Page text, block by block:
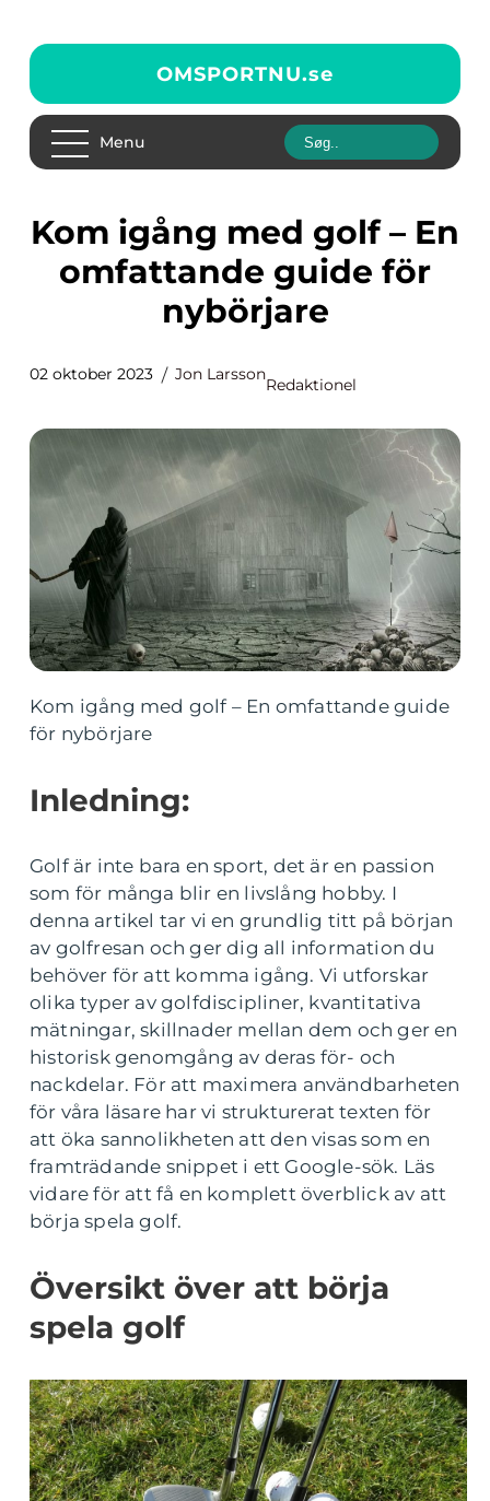
OMSPORTNU.se
Menu
Kom igång med golf – En
omfattande guide för
nybörjare
02 oktober 2023 Jon Larsson
Redaktionel
Kom igång med golf – En omfattande guide
för nybörjare
Inledning:
Golf är inte bara en sport, det är en passion
som för många blir en livslång hobby. I
denna artikel tar vi en grundlig titt på början
av golfresan och ger dig all information du
behöver för att komma igång. Vi utforskar
olika typer av golfdiscipliner, kvantitativa
mätningar, skillnader mellan dem och ger en
historisk genomgång av deras för- och
nackdelar. För att maximera användbarheten
för våra läsare har vi strukturerat texten för
att öka sannolikheten att den visas som en
framträdande snippet i ett Google-sök. Läs
vidare för att få en komplett överblick av att
börja spela golf.
Översikt över att börja
spela golf